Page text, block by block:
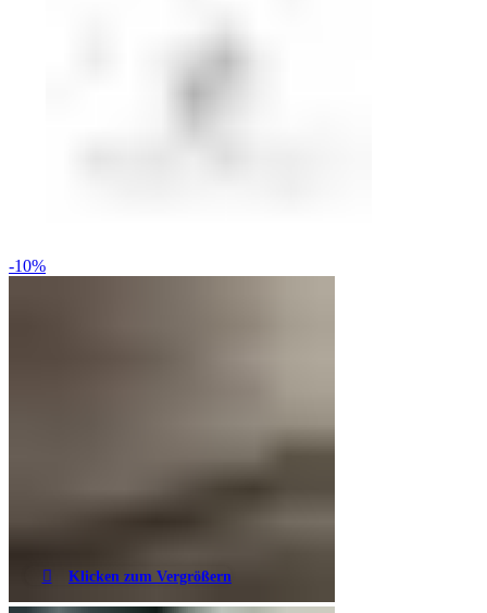
Klicken zum Vergrößern
-10%